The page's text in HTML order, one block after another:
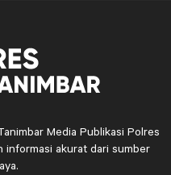
Media Publikasi Polres
informasi akurat dari sumber